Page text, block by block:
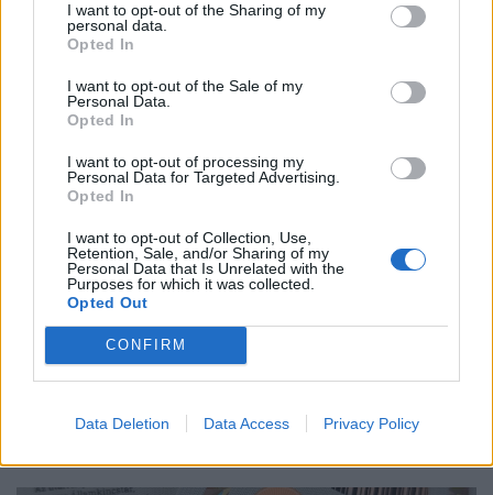
I want to opt-out of the Sharing of my
personal data.
Opted In
I want to opt-out of the Sale of my
Personal Data.
Opted In
I want to opt-out of processing my
Personal Data for Targeted Advertising.
Opted In
I want to opt-out of Collection, Use,
Retention, Sale, and/or Sharing of my
Personal Data that Is Unrelated with the
Purposes for which it was collected.
Opted Out
CONFIRM
Data Deletion Data Access Privacy Policy
elöregedése egyre súlyosabb terhet ró az idősellátó
rendszerekre.
Ketyeg a nyugdíjbomba: súlyos figyelmeztetést
kapott a Tisza-kormány, elkerülhetetlen a
rendszer átalakítása
Elkerülhetetlenné vált a nyugdíjreform, a kormány már